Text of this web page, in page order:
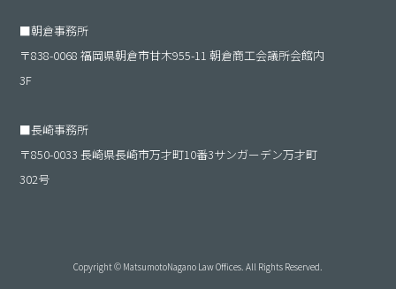
■朝倉事務所
〒838-0068 福岡県朝倉市甘木955-11 朝倉商工会議所会館内
3F
■長崎事務所
〒850-0033 長崎県長崎市万才町10番3サンガーデン万才町
302号
Copyright © MatsumotoNagano Law Offices. All Rights Reserved.